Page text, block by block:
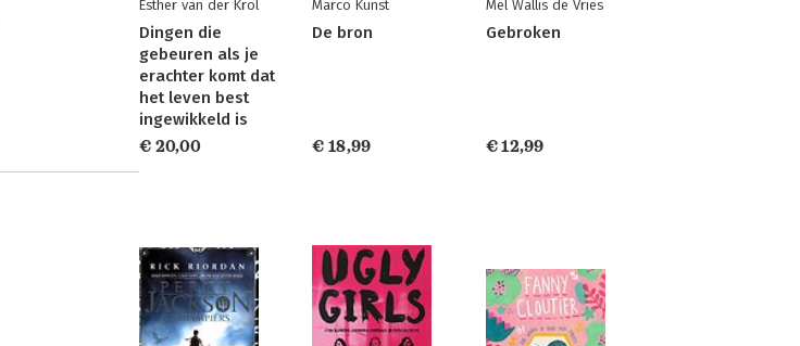
Esther van der Krol
Dingen die
gebeuren als je
erachter komt dat
het leven best
ingewikkeld is
€ 20,00
Marco Kunst
De bron
€ 18,99
Mel Wallis de Vries
Gebroken
€ 12,99